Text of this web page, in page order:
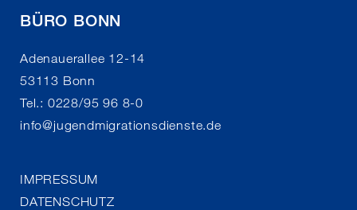
BÜRO BONN
Adenauerallee 12-14
53113 Bonn
Tel.: 0228/95 96 8-0
info@jugendmigrationsdienste.de
IMPRESSUM
DATENSCHUTZ